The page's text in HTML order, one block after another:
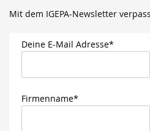
Mit dem IGEPA-Newsletter
Deine E-Mail Adresse*
Firmenname*